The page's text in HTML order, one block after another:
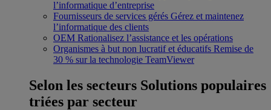
l’informatique d’entreprise
Fournisseurs de services gérés Gérez et maintenez
l’informatique des clients
OEM Rationalisez l’assistance et les opérations
Organismes à but non lucratif et éducatifs Remise de
30 % sur la technologie TeamViewer
Selon les secteurs Solutions populaires
triées par secteur